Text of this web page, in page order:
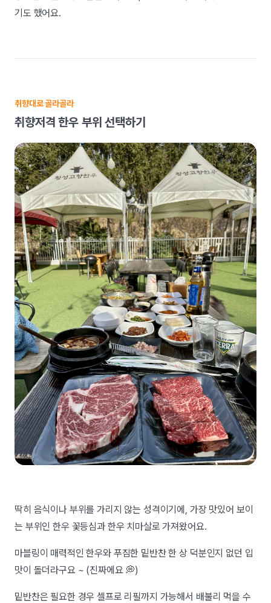
기도 했어요.
취향대로 골라골라
취향저격 한우 부위 선택하기
딱히 음식이나 부위를 가리지 않는 성격이기에, 가장 맛있어 보이
는 부위인 한우 꽃등심과 한우 치마살로 가져왔어요.
마블링이 매력적인 한우와 푸짐한 밑반찬 한 상 덕분인지 없던 입
맛이 돌더라구요 ~ (진짜에요 💭)
밑반찬은 필요한 경우 셀프로 리필까지 가능해서 배불리 먹을 수